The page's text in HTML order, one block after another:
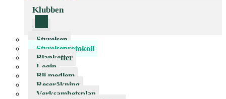
Klubben
Styrelsen
Styrelseprotokoll
Blanketter
Login
Bli medlem
Reseräkning
Verksamhetsplan